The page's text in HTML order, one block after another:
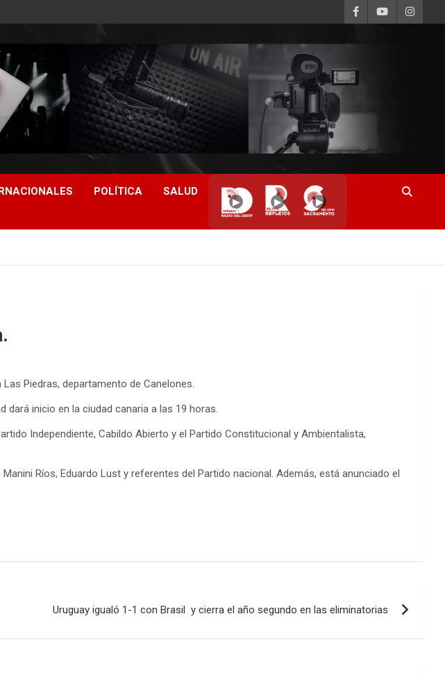
POLÍTICA SALUD
▶ ▶ ▶
Piedras, departamento de Canelones.
dará inicio en la ciudad canaria a las 19 horas.
Independiente, Cabildo Abierto y el Partido Constitucional y Ambientalista,
Ríos, Eduardo Lust y referentes del Partido nacional. Además, está anunciado el
Uruguay igualó 1-1 con Brasil y cierra el año segundo en las eliminatorias